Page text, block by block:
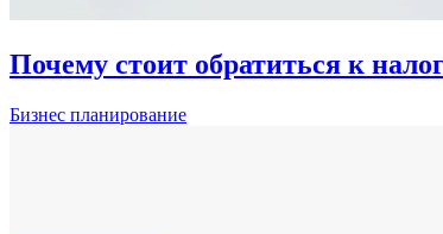
Почему стоит обратиться к
Бизнес планирование